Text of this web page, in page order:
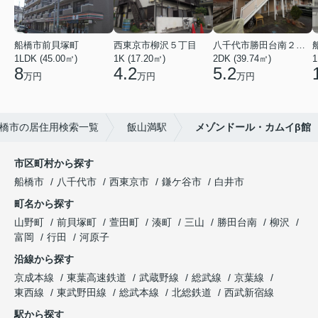
船橋市前貝塚町
1LDK (45.00㎡)
8万円
西東京市柳沢５丁目
1K (17.20㎡)
4.2万円
2DK (39.74㎡)
5.2万円
市の居住用検索一覧 飯山満駅 メゾンドール・カムイβ館
市区町村から探す
船橋市
八千代市 西東京市 鎌ケ谷市
白井市
町名から探す
山野町
前貝塚町 萱田町 湊町 三山 勝田台南
柳沢
富岡
行田
河原子
沿線から探す
京成本線
東葉高速鉄道 武蔵野線 総武線
京葉線
東西線
東武野田線 総武本線 北総鉄道
西武新宿線
駅から探す